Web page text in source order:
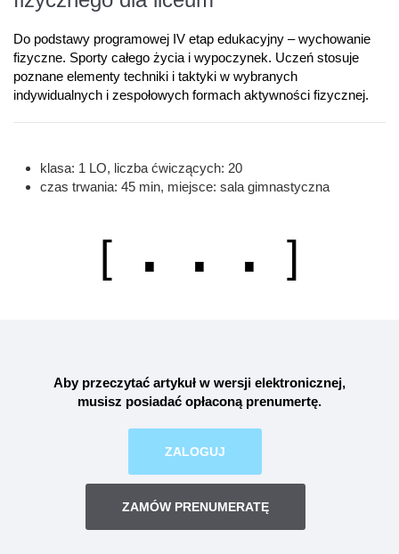
Do podstawy programowej IV etap edukacyjny – wychowanie
fizyczne. Sporty całego życia i wypoczynek. Uczeń stosuje
poznane elementy techniki i taktyki w wybranych
indywidualnych i zespołowych formach aktywności fizycznej.
klasa: 1 LO, liczba ćwiczących: 20
czas trwania: 45 min, miejsce: sala gimnastyczna
[ . . . ]
Aby przeczytać artykuł w wersji elektronicznej,
musisz posiadać opłaconą prenumertę.
ZALOGUJ
ZAMÓW PRENUMERATĘ